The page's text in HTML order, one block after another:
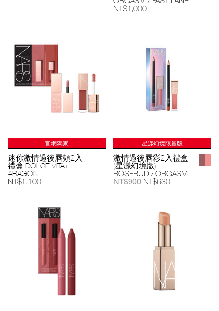
NT$1,000
官網獨家
迷你激情過後唇頰2入
禮盒 DOLCE VITA+
ARAGON
NT$1,100
星漾幻境限量版
激情過後唇彩2入禮盒
(星漾幻境版)
ROSEBUD / ORGASM
NT$900NT$630